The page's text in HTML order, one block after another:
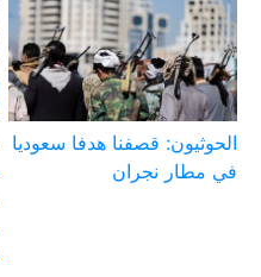
الحوثيون: قصفنا هدفا سعوديا
في مطار نجران